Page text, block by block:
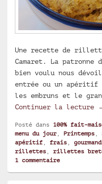
Une recette de
Camaret. La
bien voulu nous
entrée ou un apéritif
les embruns et le
Continuer la lecture
Posté dans 100% fait-
menu du jour, Printemps ,
apéritif , frais , gourmand
rillettes , rillettes
1 commentaire